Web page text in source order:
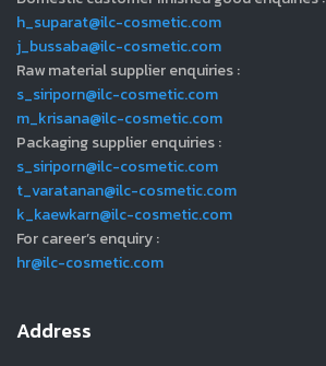
h_suparat@ilc-cosmetic.com
j_bussaba@ilc-cosmetic.com
Raw material supplier enquiries :
s_siriporn@ilc-cosmetic.com
m_krisana@ilc-cosmetic.com
Packaging supplier enquiries :
s_siriporn@ilc-cosmetic.com
t_varatanan@ilc-cosmetic.com
k_kaewkarn@ilc-cosmetic.com
For career’s enquiry :
hr@ilc-cosmetic.com
Address